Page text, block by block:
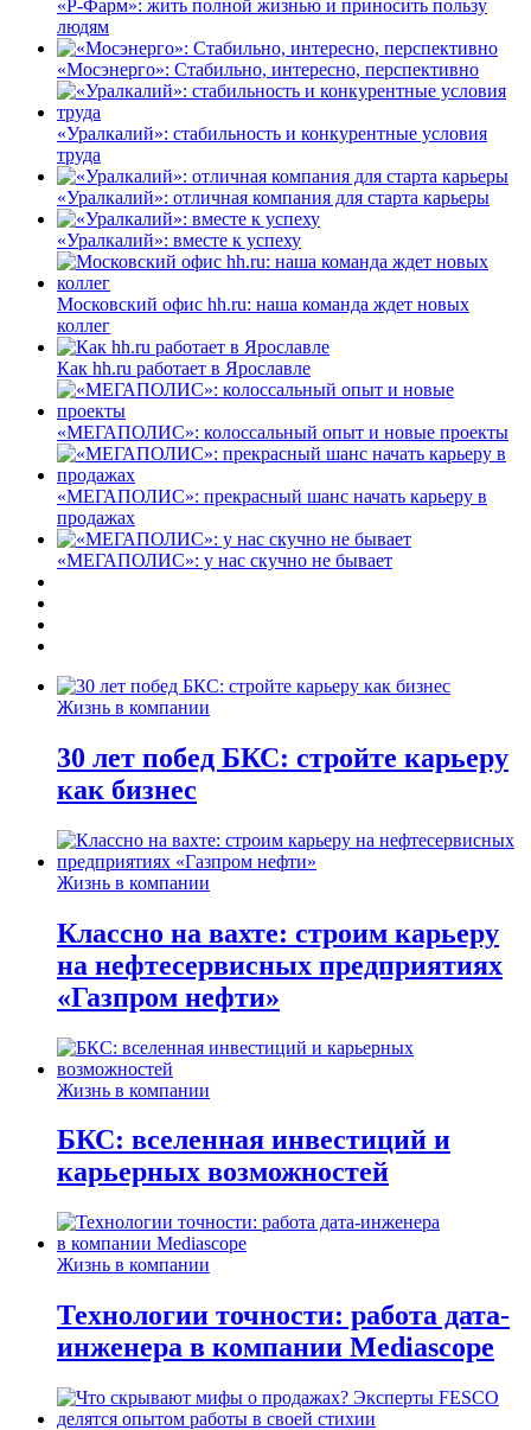
«Р-Фарм»: жить полной жизнью и приносить пользу
людям
«Мосэнерго»: Стабильно, интересно, перспективно
«Уралкалий»: стабильность и конкурентные условия
труда
«Уралкалий»: отличная компания для старта карьеры
«Уралкалий»: вместе к успеху
Московский офис hh.ru: наша команда ждет новых
коллег
Как hh.ru работает в Ярославле
«МЕГАПОЛИС»: колоссальный опыт и новые проекты
«МЕГАПОЛИС»: прекрасный шанс начать карьеру в
продажах
«МЕГАПОЛИС»: у нас скучно не бывает
Жизнь в компании
30 лет побед БКС: стройте карьеру
как бизнес
Жизнь в компании
Классно на вахте: строим карьеру
на нефтесервисных предприятиях
«Газпром нефти»
Жизнь в компании
БКС: вселенная инвестиций и
карьерных возможностей
Жизнь в компании
Технологии точности: работа дата-
инженера в компании Mediascope